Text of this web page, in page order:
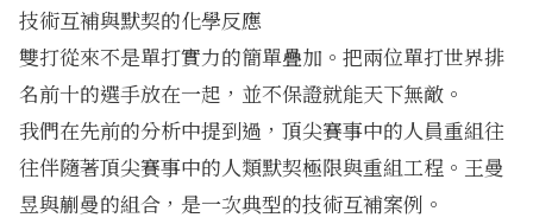
技術互補與默契的化學反應
雙打從來不是單打實力的簡單疊加。把兩位單打世界排
名前十的選手放在一起，並不保證就能天下無敵。
我們在先前的分析中提到過，頂尖賽事中的人員重組往
往伴隨著頂尖賽事中的人類默契極限與重組工程 。王曼
昱與蒯曼的組合，是一次典型的技術互補案例。